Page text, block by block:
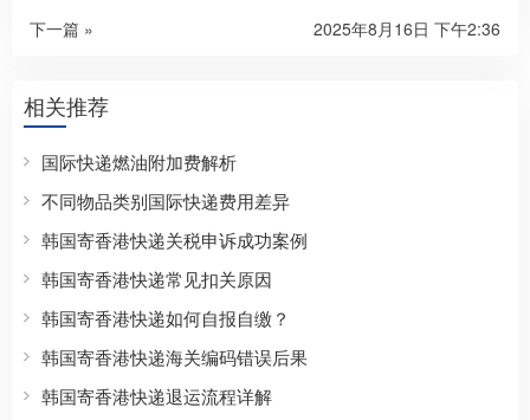
下一篇 » 2025年8月16日 下午2:36
相关推荐
国际快递燃油附加费解析
不同物品类别国际快递费用差异
韩国寄香港快递关税申诉成功案例
韩国寄香港快递常见扣关原因
韩国寄香港快递如何自报自缴？
韩国寄香港快递海关编码错误后果
韩国寄香港快递退运流程详解